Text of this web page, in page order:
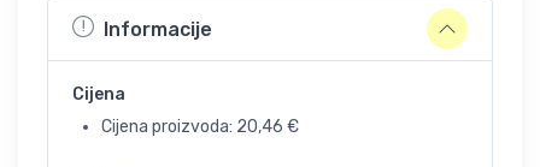
Informacije
Cijena
Cijena proizvoda: 20,46 €